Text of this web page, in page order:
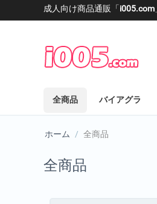
成人向け商品通販「i005.com
全商品 バイアグラ
ホーム / 全商品
全商品